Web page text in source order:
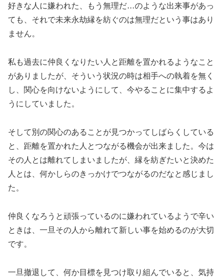
好きな人に嫌われた、もう無理だ…のような出来事があっ
ても、それで未来永劫縁を紡ぐのは無理だという事はあり
ません。
私も過去に仲良くなりたい人と距離を置かれるようなこと
がありましたが、そういう状況の時は相手への執着を無く
し、関心を向けないようにして、今やることに集中するよ
うにしていました。
そして別の関心のあることが見つかってしばらくしている
と、距離を置かれた人とつながる機会が出来ました。今は
その人とは離れてしまいましたが、縁を紡ぎたいと決めた
人とは、何かしらのきっかけでつながるのだなと感じまし
た。
仲良くなろうと頑張っているのに嫌われているようで辛い
ときは、一旦その人から離れて新しい事を始めるのが大切
です。
一旦撤退して、何か目標を見つけ取り組んでいると、気持